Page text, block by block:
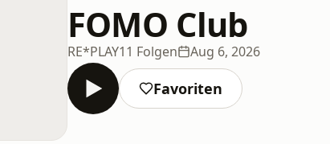
FOMO Club
RE*PLAY11 Folgen Aug 6, 2026
Favoriten